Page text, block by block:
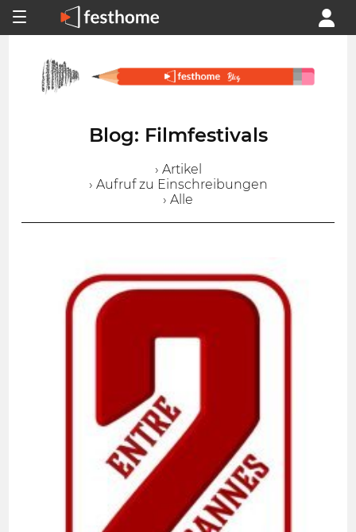
Blog: Filmfestivals
› Artikel
› Aufruf zu Einschreibungen
› Alle